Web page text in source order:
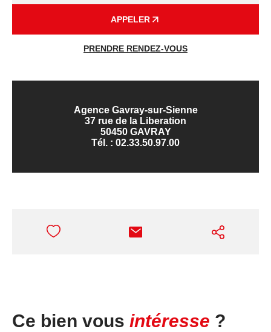
APPELER
PRENDRE RENDEZ-VOUS
Agence Gavray-sur-Sienne
37 rue de la Liberation
50450 GAVRAY
Tél. : 02.33.50.97.00
Ce bien vous intéresse ?